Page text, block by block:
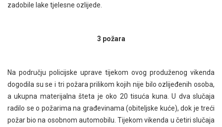
zadobile lake tjelesne ozlijede.
3 požara
Na području policijske uprave tijekom ovog produženog vikenda
dogodila su se i tri požara prilikom kojih nije bilo ozlijeđenih osoba,
a ukupna materijalna šteta je oko 20 tisuća kuna. U dva slučaja
radilo se o požarima na građevinama (obiteljske kuće), dok je treći
požar bio na osobnom automobilu. Tijekom vikenda u četiri slučaja